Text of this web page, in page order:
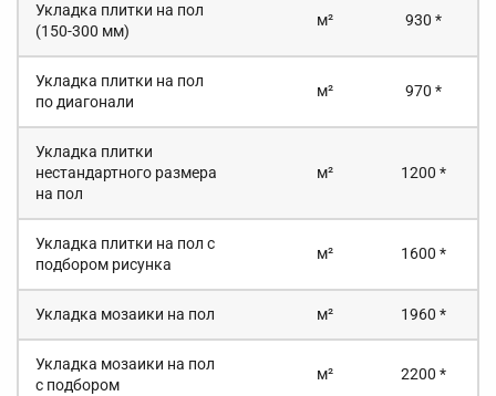
Укладка плитки на пол
(150-300 мм)
м² 930 *
Укладка плитки на пол
по диагонали
м² 970 *
Укладка плитки
нестандартного размера
на пол
м² 1200 *
Укладка плитки на пол с
подбором рисунка
м² 1600 *
Укладка мозаики на пол м² 1960 *
Укладка мозаики на пол
с подбором
м² 2200 *